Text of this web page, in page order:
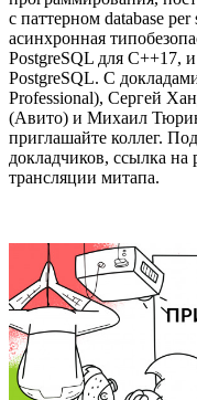
с паттерном database
асинхронная
PostgreSQL для C++17,
PostgreSQL. С
Professional), Сергей
(Авито) и Михаил
приглашайте коллег.
докладчиков, ссылка
трансляции митапа.